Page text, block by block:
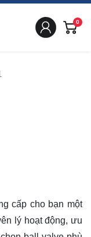
0
cấp cho bạn một
lý hoạt động, ưu